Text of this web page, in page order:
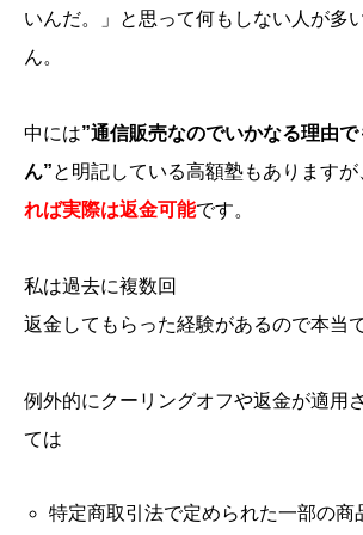
いんだ。」と思って何もしない人が多
ん。
中には”通信販売なのでいかなる理由
ん”と明記している高額塾もありますが
れば実際は返金可能です。
私は過去に複数回
返金してもらった経験があるので本当で
例外的にクーリングオフや返金が適用
ては
特定商取引法で定められた一部の商